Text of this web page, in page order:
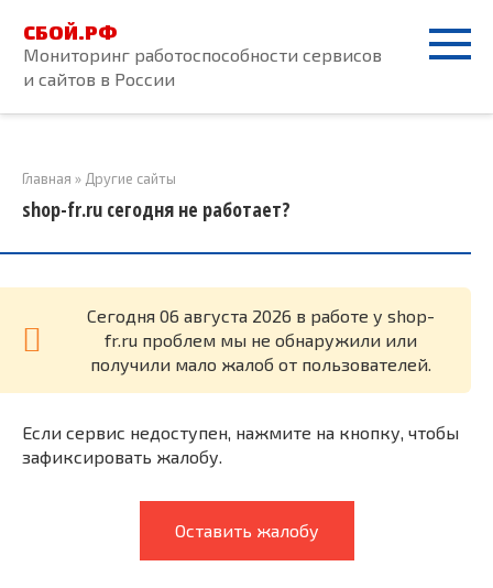
контенту
СБОЙ.РФ
Мониторинг работоспособности сервисов
и сайтов в России
Главная » Другие сайты
shop-fr.ru сегодня не работает?
Cегодня 06 августа 2026 в работе у shop-
fr.ru проблем мы не обнаружили или
получили мало жалоб от пользователей.
Если сервис недоступен, нажмите на кнопку, чтобы
зафиксировать жалобу.
Оставить жалобу